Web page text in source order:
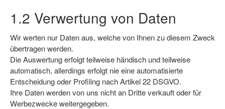
1.2 Verwertung von Daten
Wir werten nur Daten aus, welche von Ihnen zu diesem Zweck
übertragen werden.
Die Auswertung erfolgt teilweise händisch und teilweise
automatisch, allerdings erfolgt nie eine automatisierte
Entscheidung oder Profiling nach Artikel 22 DSGVO.
Ihre Daten werden von uns nicht an Dritte verkauft oder für
Werbezwecke weitergegeben.